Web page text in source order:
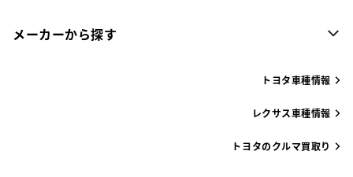
メーカーから探す
トヨタ車種情報
レクサス車種情報
トヨタのクルマ買取り